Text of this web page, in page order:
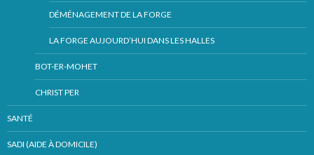
DÉMÉNAGEMENT DE LA FORGE
LA FORGE AUJOURD’HUI DANS LES HALLES
BOT-ER-MOHET
CHRIST PER
SANTÉ
SADI (AIDE À DOMICILE)